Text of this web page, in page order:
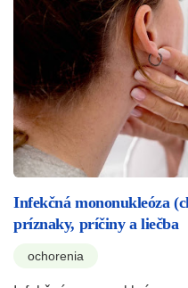
Infekčná mononukleóza
príznaky, príčiny a liečba
ochorenia